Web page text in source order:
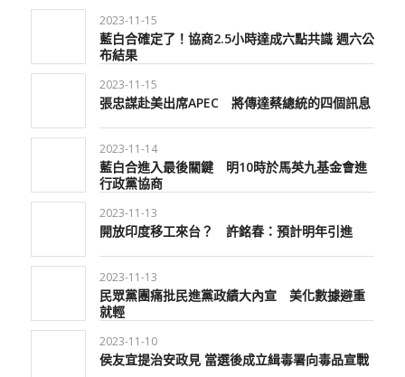
2023-11-15
藍白合確定了！協商2.5小時達成六點共識 週六公
布結果
2023-11-15
張忠謀赴美出席APEC 將傳達蔡總統的四個訊息
2023-11-14
藍白合進入最後關鍵 明10時於馬英九基金會進
行政黨協商
2023-11-13
開放印度移工來台？ 許銘春：預計明年引進
2023-11-13
民眾黨團痛批民進黨政績大內宣 美化數據避重
就輕
2023-11-10
侯友宜提治安政見 當選後成立緝毒署向毒品宣戰